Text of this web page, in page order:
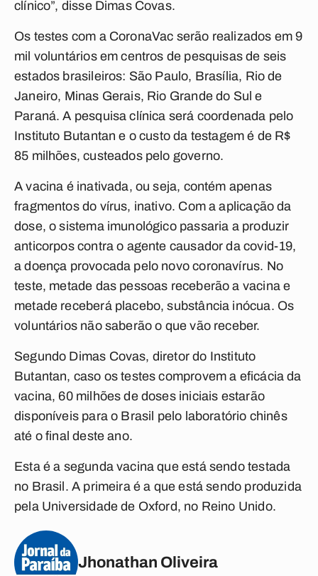
clínico”, disse Dimas Covas.
Os testes com a CoronaVac serão realizados em 9
mil voluntários em centros de pesquisas de seis
estados brasileiros: São Paulo, Brasília, Rio de
Janeiro, Minas Gerais, Rio Grande do Sul e
Paraná. A pesquisa clínica será coordenada pelo
Instituto Butantan e o custo da testagem é de R$
85 milhões, custeados pelo governo.
A vacina é inativada, ou seja, contém apenas
fragmentos do vírus, inativo. Com a aplicação da
dose, o sistema imunológico passaria a produzir
anticorpos contra o agente causador da covid-19,
a doença provocada pelo novo coronavírus. No
teste, metade das pessoas receberão a vacina e
metade receberá placebo, substância inócua. Os
voluntários não saberão o que vão receber.
Segundo Dimas Covas, diretor do Instituto
Butantan, caso os testes comprovem a eficácia da
vacina, 60 milhões de doses iniciais estarão
disponíveis para o Brasil pelo laboratório chinês
até o final deste ano.
Esta é a segunda vacina que está sendo testada
no Brasil. A primeira é a que está sendo produzida
pela Universidade de Oxford, no Reino Unido.
Jhonathan Oliveira